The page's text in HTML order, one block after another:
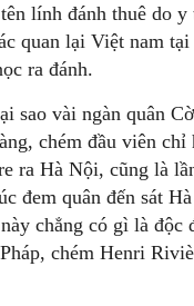
lính đánh thuê do y
quan lại Việt nam
ra đánh.
sao vài ngàn quân
chém đầu viên
ra Hà Nội, cũng là
đem quân đến sát
chẳng có gì là độc
chém Henri